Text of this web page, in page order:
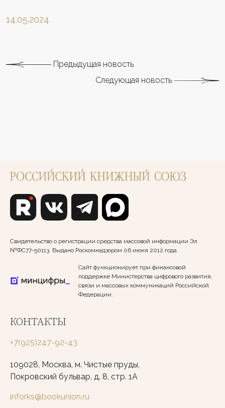
14.05.2024
Предыдущая новость
Следующая новость
Свидетельство о регистрации средства массовой информации Эл
№ФС77-50113. Выдано Роскомнадзором 06 июня 2012 года.
Сайт функционирует при финансовой
поддержке Министерства цифрового развития,
связи и массовых коммуникаций Российской
Федерации.
КОНТАКТЫ
+7(925)247-92-43
109028, Москва, м. Чистые пруды,
Покровский бульвар, д. 8, стр. 1А
inforks@bookunion.ru